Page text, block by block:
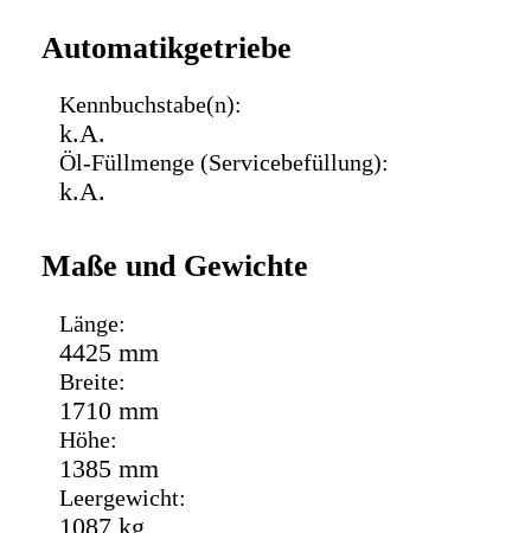
Automatikgetriebe
Kennbuchstabe(n):
k.A.
Öl-Füllmenge (Servicebefüllung):
k.A.
Maße und Gewichte
Länge:
4425 mm
Breite:
1710 mm
Höhe:
1385 mm
Leergewicht:
1087 kg